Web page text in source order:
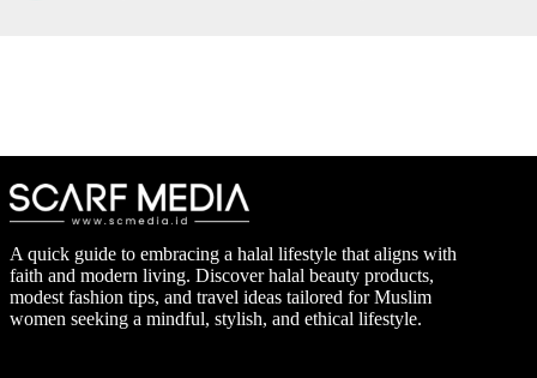
A quick guide to embracing a halal lifestyle that aligns with
faith and modern living. Discover halal beauty products,
modest fashion tips, and travel ideas tailored for Muslim
women seeking a mindful, stylish, and ethical lifestyle.